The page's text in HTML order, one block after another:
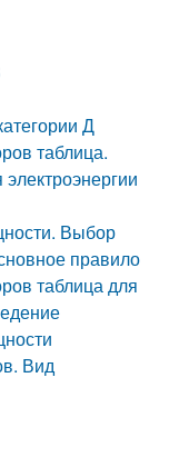
Д
таблица.
Выбор
правило
таблица для
Вид